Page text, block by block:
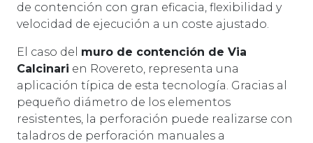
de contención con gran eficacia, flexibilidad y
velocidad de ejecución a un coste ajustado.
El caso del muro de contención de Via
Calcinari en Rovereto, representa una
aplicación típica de esta tecnología. Gracias al
pequeño diámetro de los elementos
resistentes, la perforación puede realizarse con
taladros de perforación manuales a